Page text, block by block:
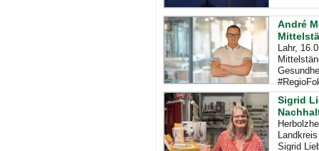
André
Lahr,
Sigrid
Sigrid